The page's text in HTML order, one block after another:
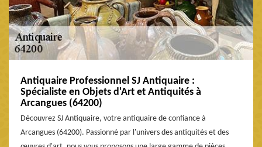
Antiquaire Professionnel SJ Antiquaire :
Spécialiste en Objets d'Art et Antiquités à
Arcangues (64200)
Découvrez SJ Antiquaire, votre antiquaire de confiance à
Arcangues (64200). Passionné par l'univers des antiquités et des